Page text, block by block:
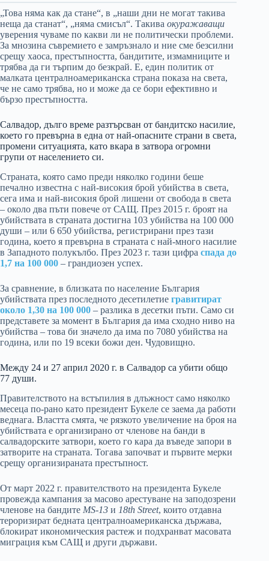
„Това няма как да стане“, в „наши дни не могат такива
неща да станат“, „няма смисъл“. Такива окуражаващи
уверения чуваме по какви ли не политически проблеми.
За мнозина съвремието е замръзнало и ние сме безсилни
срещу хаоса, престъпността, бандитите, измамниците и
трябва да ги търпим до безкрай. Е, един политик от
малката централноамериканска страна показа на света,
че не само трябва, но и може да се бори ефективно и
бързо престъпността.
Салвадор, дълго време разтърсван от бандитско насилие,
което го превърна в една от най-опасните страни в света,
промени ситуацията, като вкара в затвора огромни
групи от населението си.
Страната, която само преди няколко години беше
печално известна с най-високия брой убийства в света,
сега има и най-високия брой лишени от свобода в света
– около два пъти повече от САЩ. През 2015 г. броят на
убийствата в страната достигна 103 убийства на 100 000
души – или 6 650 убийства, регистрирани през тази
година, което я превърна в страната с най-много насилие
в Западното полукълбо. През 2023 г. тази цифра спада до
1,7 на 100 000 – грандиозен успех.
За сравнение, в близката по население България
убийствата през последното десетилетие гравитират
около 1,30 на 100 000 – разлика в десетки пъти. Само си
представете за момент в България да има сходно ниво на
убийства – това би значело да има по 7080 убийства на
година, или по 19 всеки божи ден. Чудовищно.
Между 24 и 27 април 2020 г. в Салвадор са убити общо
77 души.
Правителството на встъпилия в длъжност само няколко
месеца по-рано като президент Букеле се заема да работи
веднага. Властта смята, че рязкото увеличение на броя на
убийствата е организирано от членове на банди в
салвадорските затвори, което го кара да въведе запори в
затворите на страната. Тогава започват и първите мерки
срещу организираната престъпност.
От март 2022 г. правителството на президента Букеле
провежда кампания за масово арестуване на заподозрени
членове на бандите MS-13 и 18th Street, които отдавна
тероризират бедната централноамериканска държава,
блокират икономическия растеж и подхранват масовата
миграция към САЩ и други държави.